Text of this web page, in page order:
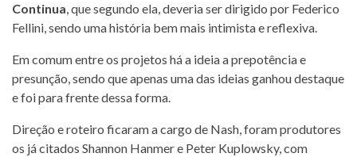
Continua, que segundo ela, deveria ser dirigido por Federico
Fellini, sendo uma história bem mais intimista e reflexiva.
Em comum entre os projetos há a ideia a prepotência e
presunção, sendo que apenas uma das ideias ganhou destaque
e foi para frente dessa forma.
Direção e roteiro ficaram a cargo de Nash, foram produtores
os já citados Shannon Hanmer e Peter Kuplowsky, com